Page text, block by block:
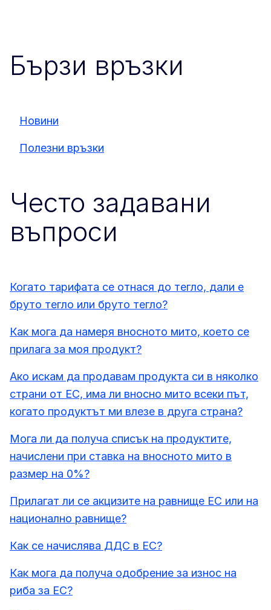
Бързи връзки
Новини
Полезни връзки
Често задавани
въпроси
Когато тарифата се отнася до тегло, дали е
бруто тегло или бруто тегло?
Как мога да намеря вносното мито, което се
прилага за моя продукт?
Ако искам да продавам продукта си в няколко
страни от ЕС, има ли вносно мито всеки път,
когато продуктът ми влезе в друга страна?
Мога ли да получа списък на продуктите,
начислени при ставка на вносното мито в
размер на 0%?
Прилагат ли се акцизите на равнище ЕС или на
национално равнище?
Как се начислява ДДС в ЕС?
Как мога да получа одобрение за износ на
риба за ЕС?